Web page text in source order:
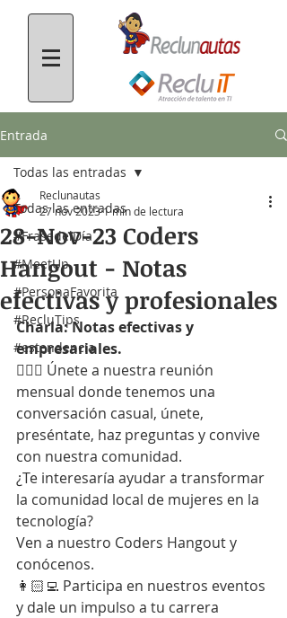
Entrada
Todas las entradas
#FrasedelDía
#MeetUp
#PersonaFavorita
#RecluTips
#estendencia
Todas las entradas
28-Nov-23 Coders
Hangout - Notas
efectivas y profesionales
Reclunautas
27 nov 20231 min de lectura
Charla: Notas efectivas y
empresariales.
🙋🏻‍♀️ Únete a nuestra reunión
mensual donde tenemos una
conversación casual, únete,
preséntate, haz preguntas y convive
con nuestra comunidad.
¿Te interesaría ayudar a transformar
la comunidad local de mujeres en la
tecnología?
Ven a nuestro Coders Hangout y
conócenos.
👩🏻‍💻 Participa en nuestros eventos
y dale un impulso a tu carrera